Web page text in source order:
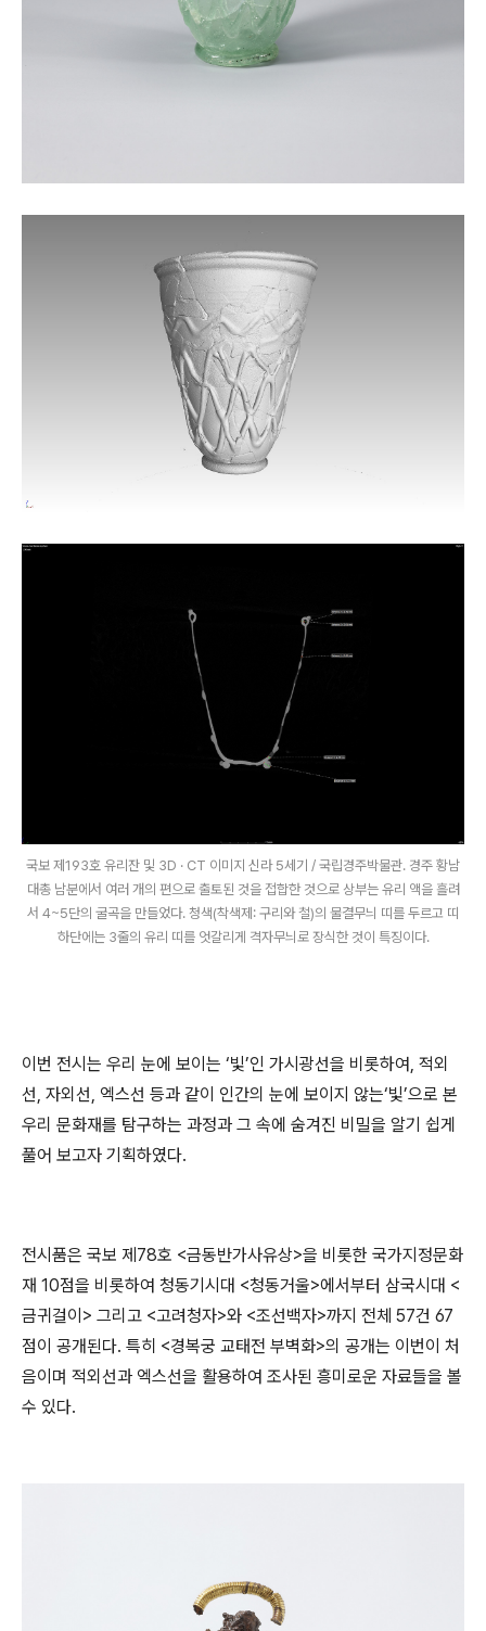
국보 제193호 유리잔 및 3D · CT 이미지 신라 5세기 / 국립경주박물관. 경주 황남
대총 남분에서 여러 개의 편으로 출토된 것을 접합한 것으로 상부는 유리 액을 흘려
서 4~5단의 굴곡을 만들었다. 청색(착색제: 구리와 철)의 물결무늬 띠를 두르고 띠
하단에는 3줄의 유리 띠를 엇갈리게 격자무늬로 장식한 것이 특징이다.
이번 전시는 우리 눈에 보이는 ‘빛’인 가시광선을 비롯하여, 적외
선, 자외선, 엑스선 등과 같이 인간의 눈에 보이지 않는‘빛’으로 본
우리 문화재를 탐구하는 과정과 그 속에 숨겨진 비밀을 알기 쉽게
풀어 보고자 기획하였다.
전시품은 국보 제78호 <금동반가사유상>을 비롯한 국가지정문화
재 10점을 비롯하여 청동기시대 <청동거울>에서부터 삼국시대 <
금귀걸이> 그리고 <고려청자>와 <조선백자>까지 전체 57건 67
점이 공개된다. 특히 <경복궁 교태전 부벽화>의 공개는 이번이 처
음이며 적외선과 엑스선을 활용하여 조사된 흥미로운 자료들을 볼
수 있다.